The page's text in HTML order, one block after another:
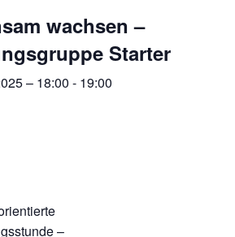
wachsen –
Starter
– 18:00 - 19:00
–